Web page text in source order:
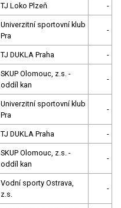
TJ Loko Plzeň -
Univerzitní sportovní klub
Pra
-
TJ DUKLA Praha -
SKUP Olomouc, z.s. -
oddíl kan
-
Univerzitní sportovní klub
Pra
-
TJ DUKLA Praha -
SKUP Olomouc, z.s. -
oddíl kan
-
Vodní sporty Ostrava,
z.s.
-